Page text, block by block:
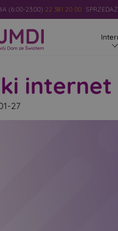
(6:00-23:00) 22 381 20 00
internet
27